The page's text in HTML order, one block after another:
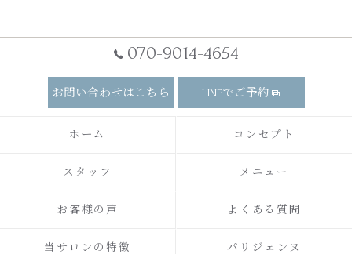
070-9014-4654
お問い合わせはこちら LINEでご予約
ホーム コンセプト
スタッフ メニュー
お客様の声 よくある質問
当サロンの特徴 パリジェンヌ